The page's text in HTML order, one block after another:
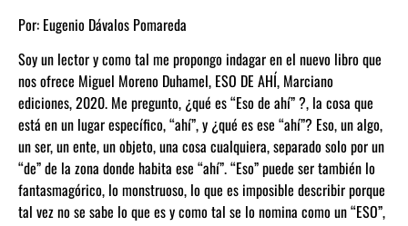
Por: Eugenio Dávalos Pomareda
Soy un lector y como tal me propongo indagar en el nuevo libro que
nos ofrece Miguel Moreno Duhamel, ESO DE AHÍ, Marciano
ediciones, 2020. Me pregunto, ¿qué es “Eso de ahí” ?, la cosa que
está en un lugar específico, “ahí”, y ¿qué es ese “ahí”? Eso, un algo,
un ser, un ente, un objeto, una cosa cualquiera, separado solo por un
“de” de la zona donde habita ese “ahí”. “Eso” puede ser también lo
fantasmagórico, lo monstruoso, lo que es imposible describir porque
tal vez no se sabe lo que es y como tal se lo nomina como un “ESO”,